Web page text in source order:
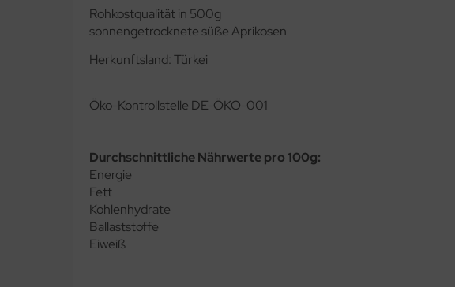
Rohkostqualität in 500g
sonnengetrocknete süße Aprikosen
Herkunftsland: Türkei
Öko-Kontrollstelle DE-ÖKO-001
Durchschnittliche Nährwerte pro 100g:
Energie
Fett
Kohlenhydrate
Ballaststoffe
Eiweiß